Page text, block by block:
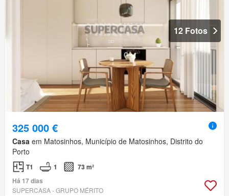
12 Fotos
325 000 €
Casa em Matosinhos, Município de Matosinhos, Distrito do
Porto
T1 1
73 m²
Há 17 dias
SUPERCASA - GRUPO MÉRITO